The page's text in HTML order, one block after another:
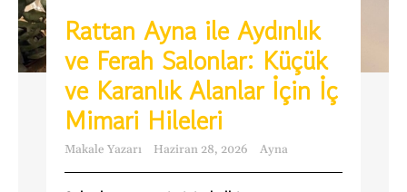
Rattan Ayna ile Aydınlık
ve Ferah Salonlar: Küçük
ve Karanlık Alanlar İçin İç
Mimari Hileleri
Makale Yazarı Haziran 28, 2026 Ayna